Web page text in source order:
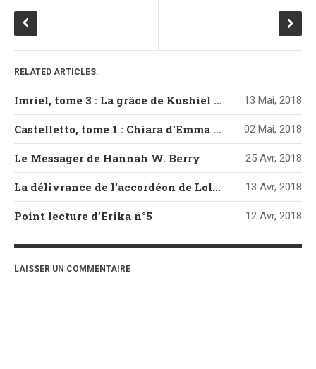
RELATED ARTICLES.
Imriel, tome 3 : La grâce de Kushiel de Jacqueline Carey 13 Mai, 2018
Castelletto, tome 1 : Chiara d’Emma Mars 02 Mai, 2018
Le Messager de Hannah W. Berry 25 Avr, 2018
La délivrance de l’accordéon de Loli Artésia 13 Avr, 2018
Point lecture d’Erika n°5 12 Avr, 2018
LAISSER UN COMMENTAIRE